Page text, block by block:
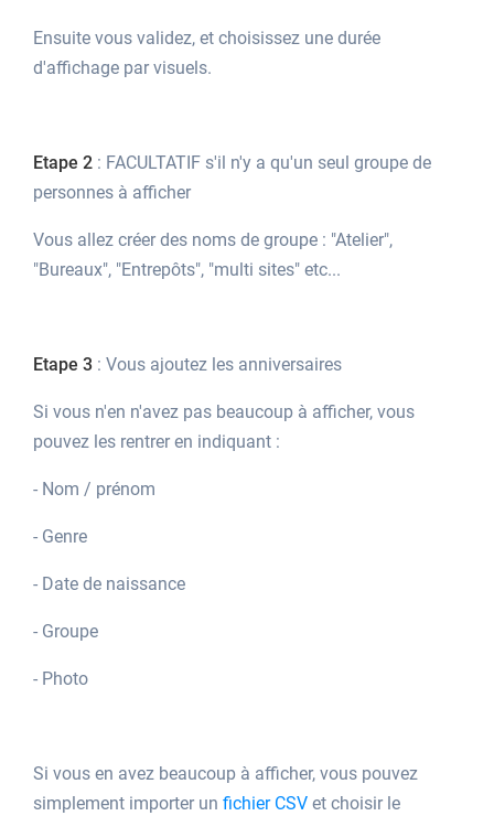
Ensuite vous validez, et choisissez une durée
d'affichage par visuels.
Etape 2 : FACULTATIF s'il n'y a qu'un seul groupe de
personnes à afficher
Vous allez créer des noms de groupe : "Atelier",
"Bureaux", "Entrepôts", "multi sites" etc...
Etape 3 : Vous ajoutez les anniversaires
Si vous n'en n'avez pas beaucoup à afficher, vous
pouvez les rentrer en indiquant :
- Nom / prénom
- Genre
- Date de naissance
- Groupe
- Photo
Si vous en avez beaucoup à afficher, vous pouvez
simplement importer un fichier CSV et choisir le